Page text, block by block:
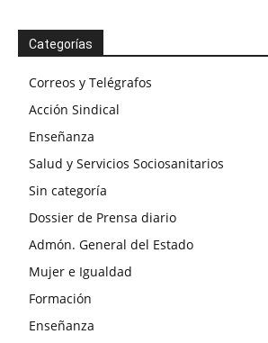
Categorías
Correos y Telégrafos
Acción Sindical
Enseñanza
Salud y Servicios Sociosanitarios
Sin categoría
Dossier de Prensa diario
Admón. General del Estado
Mujer e Igualdad
Formación
Enseñanza